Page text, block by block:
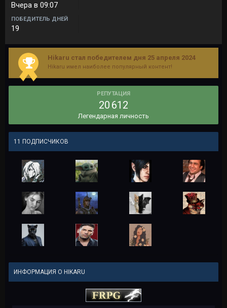
Вчера в 09:07
ПОБЕДИТЕЛЬ ДНЕЙ
19
Hikaru стал победителем дня 25 апреля 2024
Hikaru имел наиболее популярный контент!
РЕПУТАЦИЯ
20 612
Легендарная личность
11 ПОДПИСЧИКОВ
ИНФОРМАЦИЯ О HIKARU